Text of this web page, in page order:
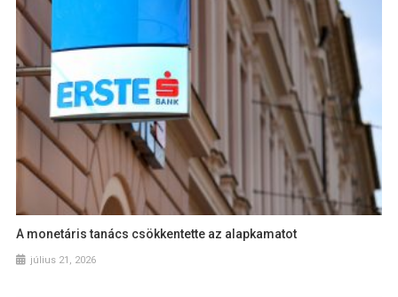
A monetáris tanács csökkentette az alapkamatot
július 21, 2026